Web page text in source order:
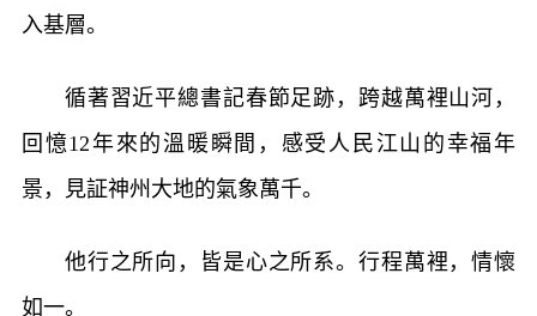
入基層。
循著習近平總書記春節足跡，跨越萬裡山河，
回憶12年來的溫暖瞬間，感受人民江山的幸福年
景，見証神州大地的氣象萬千。
他行之所向，皆是心之所系。行程萬裡，情懷
如一。